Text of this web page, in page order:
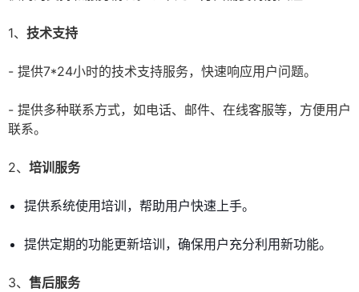
1、 技术支持
- 提供7*24小时的技术支持服务，快速响应用户问题。
- 提供多种联系方式，如电话、邮件、在线客服等，方便用户
联系。
2、 培训服务
提供系统使用培训，帮助用户快速上手。
提供定期的功能更新培训，确保用户充分利用新功能。
3、 售后服务